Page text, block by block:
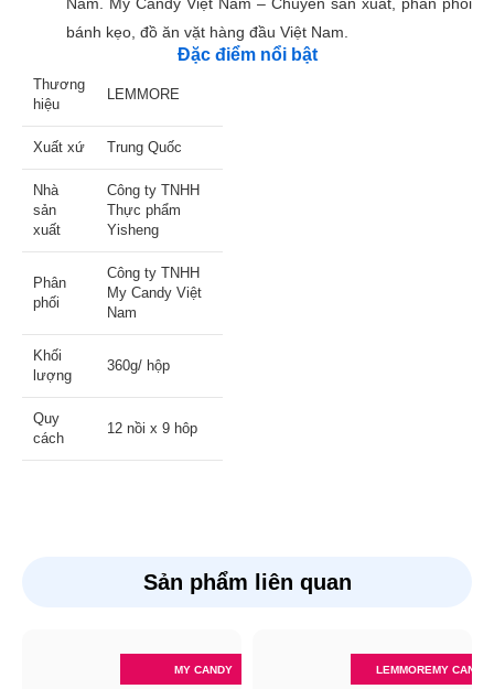
bánh kẹo, đồ ăn vặt hàng đầu Việt Nam.
Đặc điểm nổi bật
Thương
hiệu
LEMMORE
Xuất xứ Trung Quốc
Nhà
sản
xuất
Công ty TNHH
Thực phẩm
Yisheng
Phân
phối
Công ty TNHH
My Candy Việt
Nam
Khối
lượng
360g/ hộp
Quy
cách
12 nồi x 9 hôp
Sản phẩm liên quan
MY CANDY LEMMOREMY CANDY